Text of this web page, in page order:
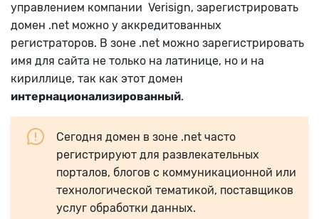
управлением компании Verisign, зарегистрировать
домен .net можно у аккредитованных
регистраторов. В зоне .net можно зарегистрировать
имя для сайта не только на латинице, но и на
кириллице, так как этот домен
интернационализированный.
Сегодня домен в зоне .net часто
регистрируют для развлекательных
порталов, блогов с коммуникационной или
технологической тематикой, поставщиков
услуг обработки данных.